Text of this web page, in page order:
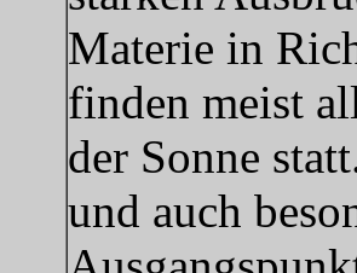
Materie in
finden meist
der Sonne
und auch